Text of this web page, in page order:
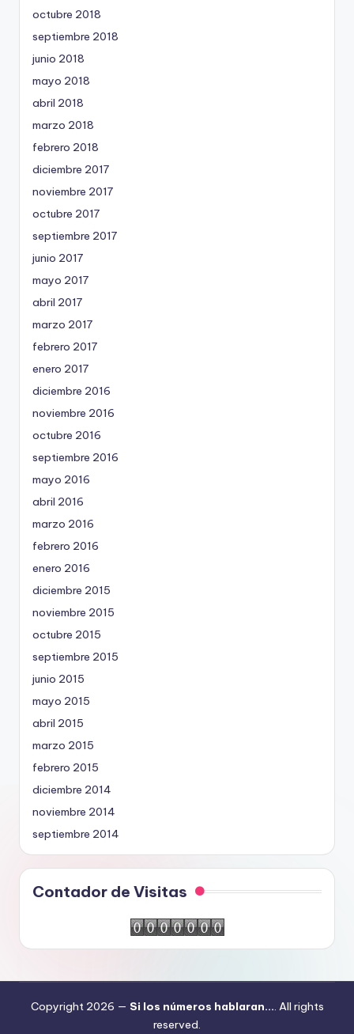
octubre 2018
septiembre 2018
junio 2018
mayo 2018
abril 2018
marzo 2018
febrero 2018
diciembre 2017
noviembre 2017
octubre 2017
septiembre 2017
junio 2017
mayo 2017
abril 2017
marzo 2017
febrero 2017
enero 2017
diciembre 2016
noviembre 2016
octubre 2016
septiembre 2016
mayo 2016
abril 2016
marzo 2016
febrero 2016
enero 2016
diciembre 2015
noviembre 2015
octubre 2015
septiembre 2015
junio 2015
mayo 2015
abril 2015
marzo 2015
febrero 2015
diciembre 2014
noviembre 2014
septiembre 2014
Contador de Visitas
Copyright 2026 — Si los números hablaran.... All rights
reserved.